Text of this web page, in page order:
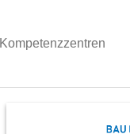
Kompetenzzentren